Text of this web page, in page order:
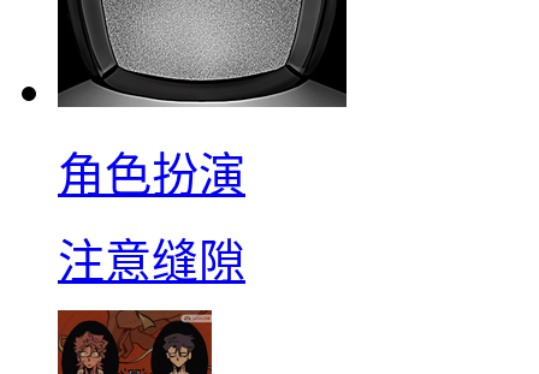
角色扮演
注意缝隙